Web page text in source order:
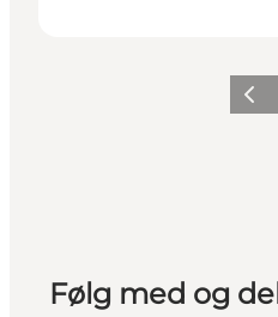
Følg med og